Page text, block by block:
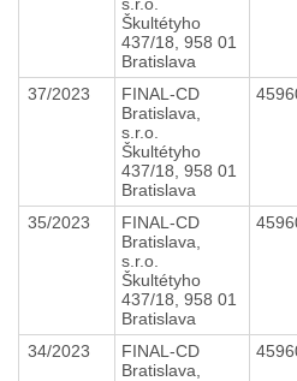
Škultétyho
437/18, 958 01
Bratislava
37/2023
FINAL-CD
Bratislava,
s.r.o.
Škultétyho
437/18, 958 01
Bratislava
35/2023
FINAL-CD
Bratislava,
s.r.o.
Škultétyho
437/18, 958 01
Bratislava
34/2023
FINAL-CD
Bratislava,